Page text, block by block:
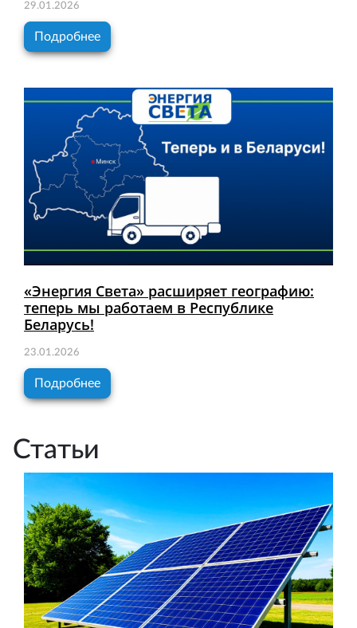
29.01.2026
Подробнее
«Энергия Света» расширяет географию:
теперь мы работаем в Республике
Беларусь!
23.01.2026
Подробнее
Статьи